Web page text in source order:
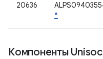
20636
*
Компоненты Unisoc